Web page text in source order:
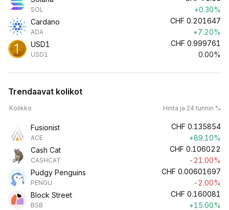
SOL
+0.30%
Cardano
ADA
CHF 0.201647
+7.20%
USD1
USD1
CHF 0.999761
0.00%
Trendaavat kolikot
Kolikko Hinta ja 24 tunnin %
Fusionist
ACE
CHF 0.135854
+89.10%
Cash Cat
CASHCAT
CHF 0.106022
-21.00%
Pudgy Penguins
PENGU
CHF 0.00601697
-2.00%
Block Street
BSB
CHF 0.160081
+15.00%